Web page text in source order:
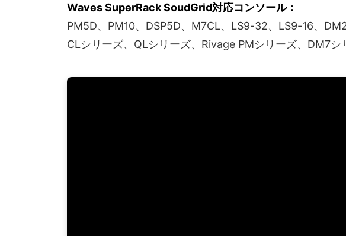
Waves SuperRack SoudGrid対応コンソール：
PM5D、PM10、DSP5D、M7CL、LS9-32、LS9-16、
CLシリーズ、QLシリーズ、Rivage PMシリーズ、DM7シ